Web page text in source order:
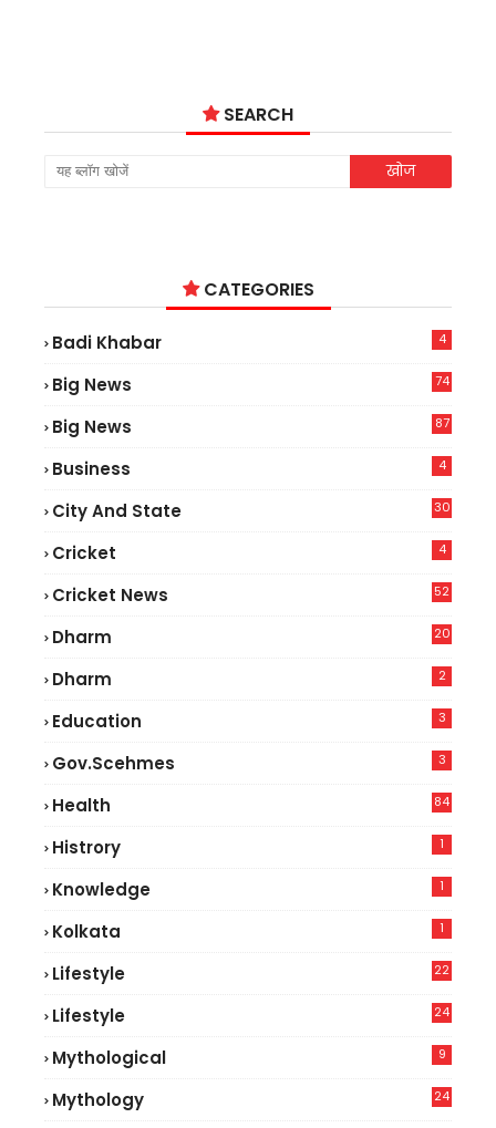
SEARCH
CATEGORIES
Badi Khabar 4
Big News
74
Big News
87
Business 4
City And State 30
Cricket 4
Cricket News
52
Dharm 20
Dharm 2
Education 3
Gov.scehmes 3
Health
84
Histrory 1
Knowledge 1
Kolkata 1
Lifestyle
22
Lifestyle
24
Mythological 9
Mythology 24